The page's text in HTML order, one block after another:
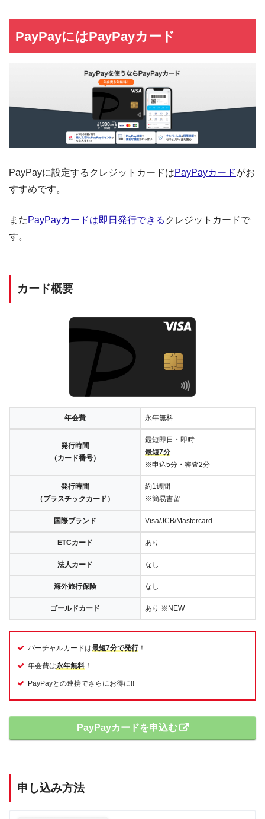
PayPayにはPayPayカード
PayPayに設定するクレジットカードはPayPayカードがお
すすめです。
また PayPayカードは即日発行できる クレジットカードで
す。
カード概要
年会費 永年無料
発行時間
（カード番号）
最短即日・即時
最短7分
※申込5分・審査2分
発行時間
（プラスチックカード）
約1週間
※簡易書留
国際ブランド Visa/JCB/Mastercard
ETCカード あり
法人カード なし
海外旅行保険 なし
ゴールドカード あり ※NEW
バーチャルカードは最短7分で発行！
年会費は永年無料 ！
PayPayとの連携でさらにお得に!!
PayPayカードを申込む
申し込み方法